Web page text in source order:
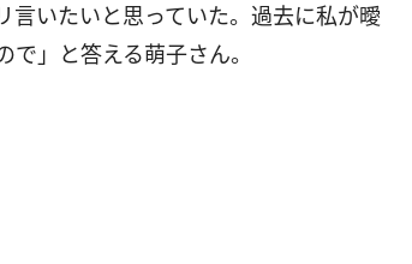
言いたいと思っていた。過去に私が曖
」と答える萌子さん。